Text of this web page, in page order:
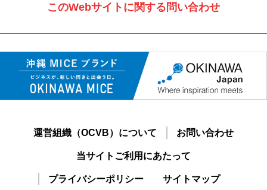
このWebサイトに関する問い合わせ
運営組織（OCVB）について お問い合わせ
当サイトご利用にあたって
プライバシーポリシー サイトマップ